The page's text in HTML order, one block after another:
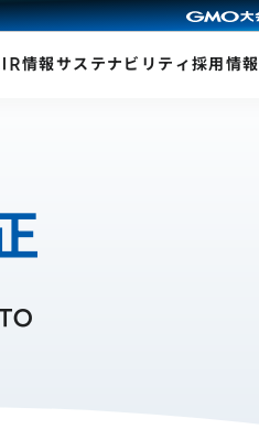
IR情報サステナビリティ採用情報